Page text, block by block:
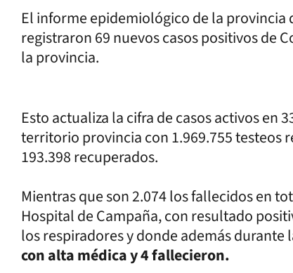
El informe epidemiológico de la
registraron 69 nuevos casos positivos de
la provincia.
Esto actualiza la cifra de casos activos en
territorio provincia con 1.969.755 testeos
193.398 recuperados.
Mientras que son 2.074 los fallecidos en
Hospital de Campaña, con resultado
los respiradores y donde además
con alta médica y 4 fallecieron.